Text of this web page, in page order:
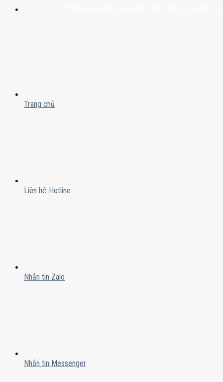
Trang chủ
Liên hệ Hotline
Nhắn tin Zalo
Nhắn tin Messenger